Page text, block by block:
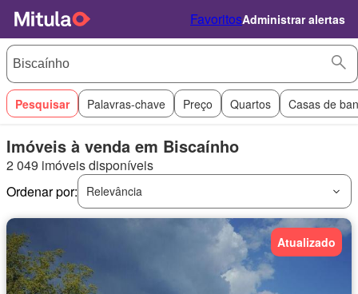
FavoritosAdministrar alertas
Pesquisar Palavras-chave Preço Quartos Casas de
Imóveis à venda em Biscaínho
2 049 imóveis disponíveis
Ordenar por:
Relevância
Atualizado